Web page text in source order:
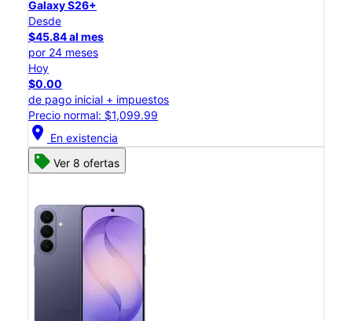
Galaxy S26+
Desde
$45.84 al mes
por 24 meses
Hoy
$0.00
de pago inicial + impuestos
Precio normal: $1,099.99
location_on En existencia
Ver 8 ofertas